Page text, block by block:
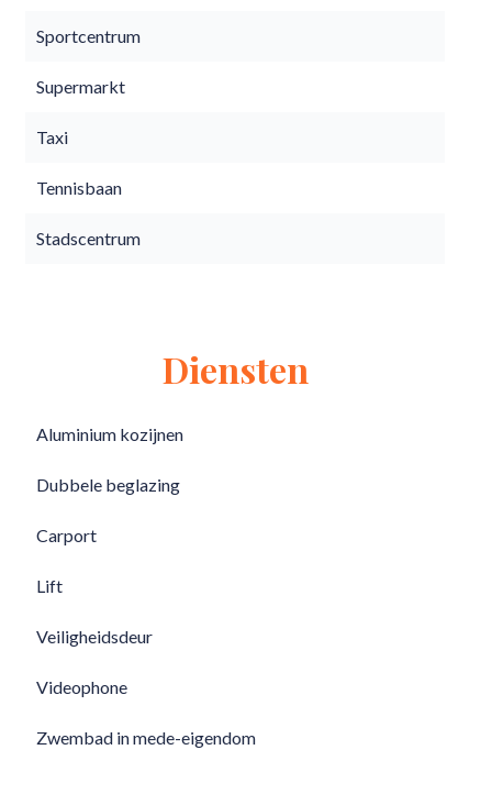
Sportcentrum
Supermarkt
Taxi
Tennisbaan
Stadscentrum
Diensten
Aluminium kozijnen
Dubbele beglazing
Carport
Lift
Veiligheidsdeur
Videophone
Zwembad in mede-eigendom